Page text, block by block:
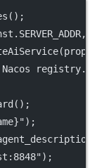
();
registry.
();
);
);